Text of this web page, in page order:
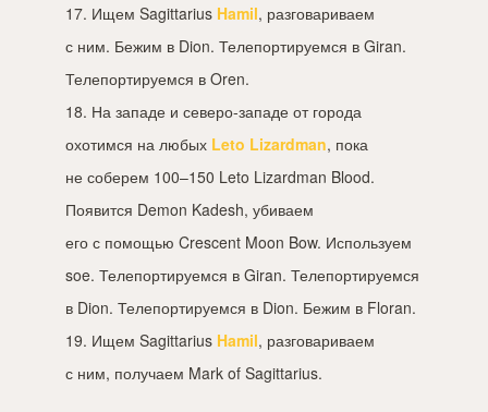
17. Ищем Sagittarius Hamil, разговариваем
с ним. Бежим в Dion. Телепортируемся в Giran.
Телепортируемся в Oren.
18. На западе и северо-западе от города
охотимся на любых Leto Lizardman, пока
не соберем 100–150 Leto Lizardman Blood.
Появится Demon Kadesh, убиваем
его с помощью Crescent Moon Bow. Используем
soe. Телепортируемся в Giran. Телепортируемся
в Dion. Телепортируемся в Dion. Бежим в Floran.
19. Ищем Sagittarius Hamil, разговариваем
с ним, получаем Mark of Sagittarius.